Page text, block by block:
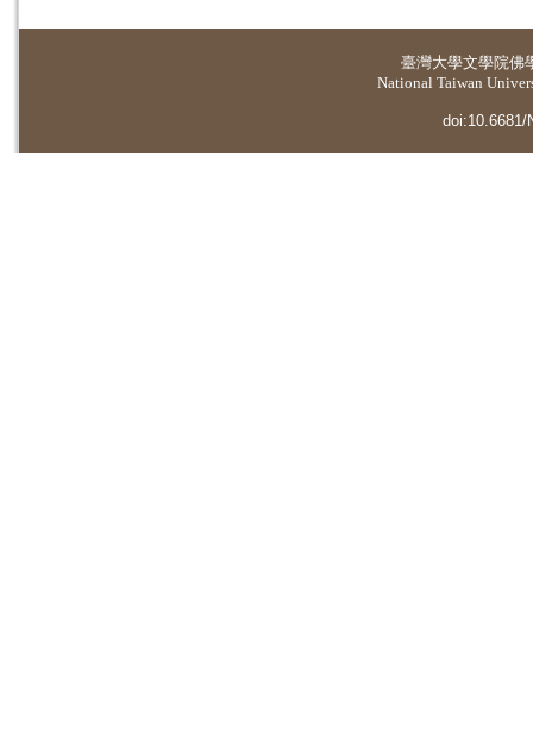
臺灣大學文學院佛
National Taiwan
doi:10.6681/